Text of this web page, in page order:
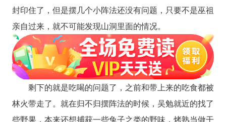
封印住了，但是摆几个小阵法还没有问题，只要不是巫祖
亲自过来，就不可能发现山洞里面的情况。
剩下的就是吃喝的问题了，之前和带上来的吃食都被
林火带走了。就在归不归摆阵法的时候，吴勉就近的找了
些野果，本来还想捕获一些兔子之类的野味，烤熟当做干